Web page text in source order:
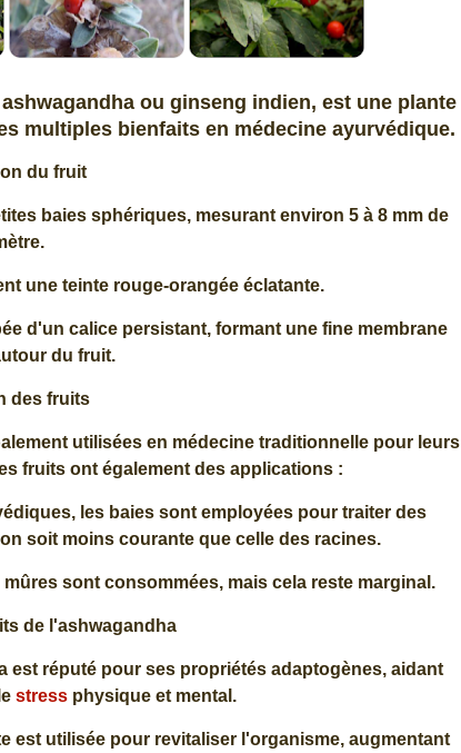
ou ginseng indien, est une plante
multiples bienfaits en médecine ayurvédique.
du fruit
baies sphériques, mesurant environ 5 à 8 mm de
une teinte rouge-orangée éclatante.
d'un calice persistant, formant une fine membrane
du fruit.
des fruits
utilisées en médecine traditionnelle pour leurs
fruits ont également des applications :
les baies sont employées pour traiter des
soit moins courante que celle des racines.
sont consommées, mais cela reste marginal.
de l'ashwagandha
est réputé pour ses propriétés adaptogènes, aidant
stress physique et mental.
est utilisée pour revitaliser l'organisme, augmentant